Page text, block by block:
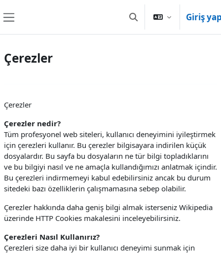
Arama girişini değiştir
Giriş
Çerezler
Çerezler
Çerezler nedir?
Tüm profesyonel web siteleri, kullanıcı deneyimini iyileştirmek
için çerezleri kullanır. Bu çerezler bilgisayara indirilen küçük
dosyalardır. Bu sayfa bu dosyaların ne tür bilgi topladıklarını
ve bu bilgiyi nasıl ve ne amaçla kullandığımızı anlatmak içindir.
Bu çerezleri indirmemeyi kabul edebilirsiniz ancak bu durum
sitedeki bazı özelliklerin çalışmamasına sebep olabilir.
Çerezler hakkında daha geniş bilgi almak isterseniz Wikipedia
üzerinde HTTP Cookies makalesini inceleyebilirsiniz.
Çerezleri Nasıl Kullanırız?
Çerezleri size daha iyi bir kullanıcı deneyimi sunmak için